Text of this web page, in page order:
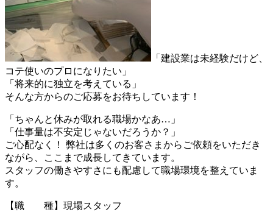
「建設業は未経験だけど、
コテ使いのプロになりたい」
「将来的に独立を考えている」
そんな方からのご応募をお待ちしています！
「ちゃんと休みが取れる職場かなあ…」
「仕事量は不安定じゃないだろうか？」
ご心配なく！ 弊社は多くのお客さまからご依頼をいただき
ながら、ここまで成長してきています。
スタッフの働きやすさにも配慮して職場環境を整えていま
す。
【職 種】現場スタッフ